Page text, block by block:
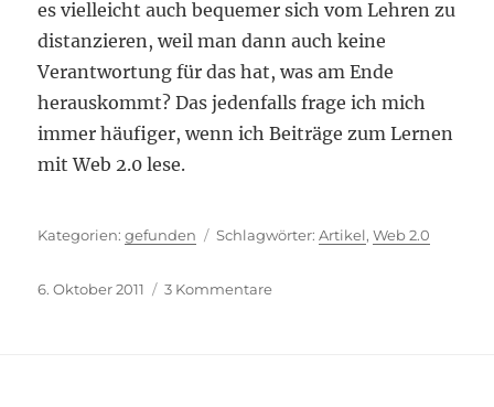
es vielleicht auch bequemer sich vom Lehren zu
distanzieren, weil man dann auch keine
Verantwortung für das hat, was am Ende
herauskommt? Das jedenfalls frage ich mich
immer häufiger, wenn ich Beiträge zum Lernen
mit Web 2.0 lese.
Kategorien
gefunden Schlagwörter
Artikel,Web 2.0
Veröffentlicht
6. Oktober 2011 3 Kommentarezu